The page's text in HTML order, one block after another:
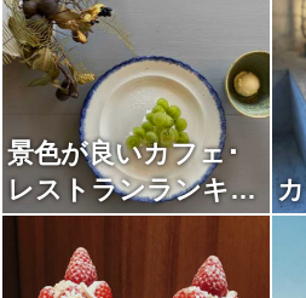
景色が良いカフェ･
レストランランキン